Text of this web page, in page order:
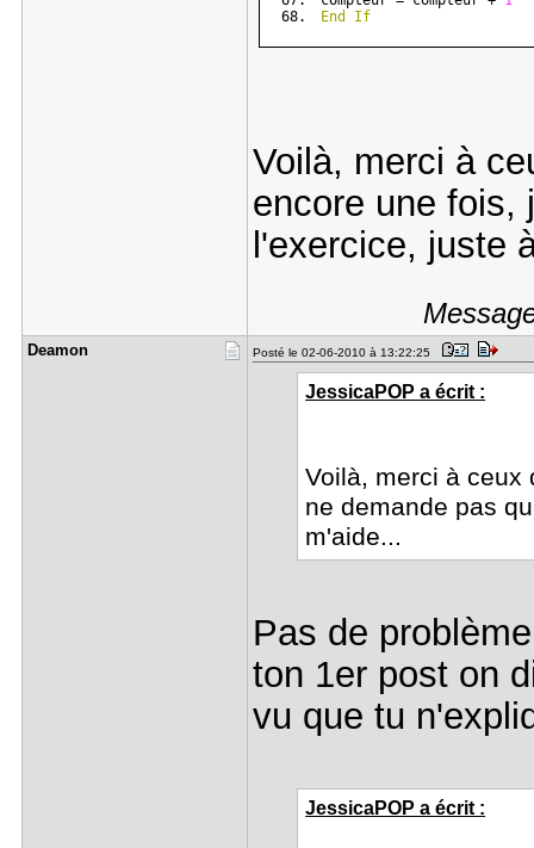
End
If
Voilà, merci à
encore une fois,
l'exercice, juste
Deamon Posté le 02-06-2010 à 13:22:25
JessicaPOP a écrit :
Voilà, merci à ceux
ne demande pas
m'aide...
Pas de
ton 1er post on
vu que tu
JessicaPOP a écrit :